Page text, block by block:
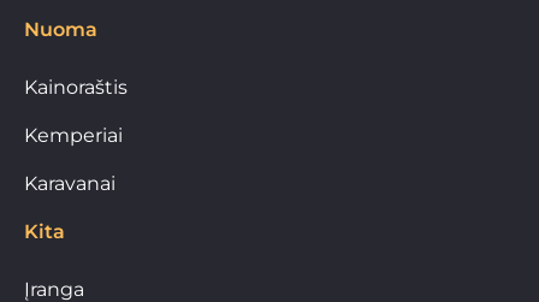
Nuoma
Kainoraštis
Kemperiai
Karavanai
Kita
Įranga